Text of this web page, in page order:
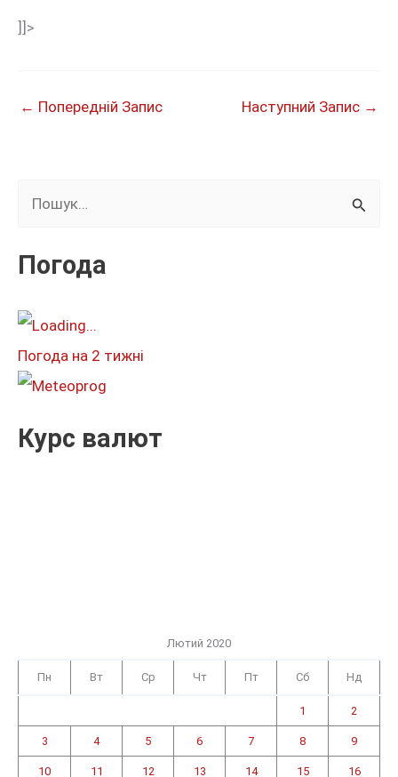
]]>
← Попередній Запис Наступний Запис →
к
т
:
Погода
Погода на 2 тижні
Курс валют
Лютий 2020
Пн Вт Ср Чт Пт Сб Нд
1 2
3 4 5 6 7 8 9
10 11 12 13 14 15 16